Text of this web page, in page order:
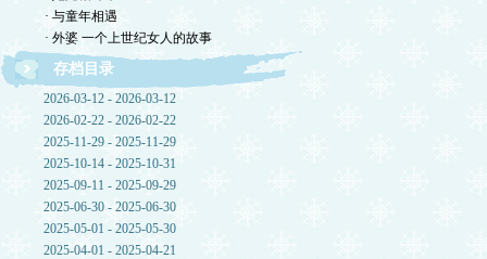
· 与童年相遇
· 外婆 一个上世纪女人的故事
存档目录
2026-03-12 - 2026-03-12
2026-02-22 - 2026-02-22
2025-11-29 - 2025-11-29
2025-10-14 - 2025-10-31
2025-09-11 - 2025-09-29
2025-06-30 - 2025-06-30
2025-05-01 - 2025-05-30
2025-04-01 - 2025-04-21